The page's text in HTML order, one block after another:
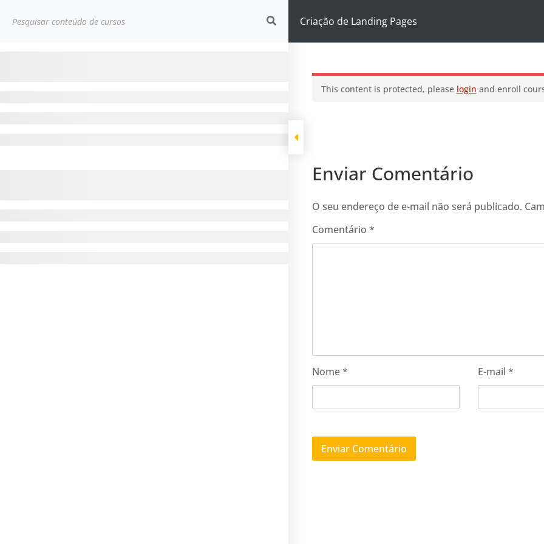
Criação de Landing Pages
This content is protected, please login and enroll
Enviar Comentário
O seu endereço de e-mail não será publicado.
Comentário *
Nome* E-mail*